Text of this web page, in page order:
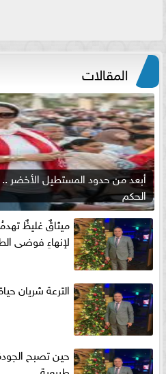
المقالات
أبعد من حدود المستطيل الأخضر
الحكم
ميثاقٌ غليظٌ
لإنهاءِ فوضى
الترعة شريان
حين تصبح